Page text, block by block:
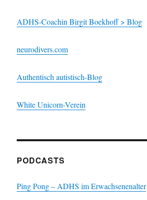
ADHS-Coachin Birgit Boekhoff > Blog
neurodivers.com
Authentisch autistisch-Blog
White Unicorn-Verein
PODCASTS
Ping Pong – ADHS im Erwachsenenalter